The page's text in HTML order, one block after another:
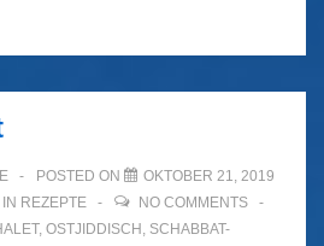
POSTED ON
OKTOBER 21, 2019
REZEPTE
NO COMMENTS
, OSTJIDDISCH , SCHABBAT-